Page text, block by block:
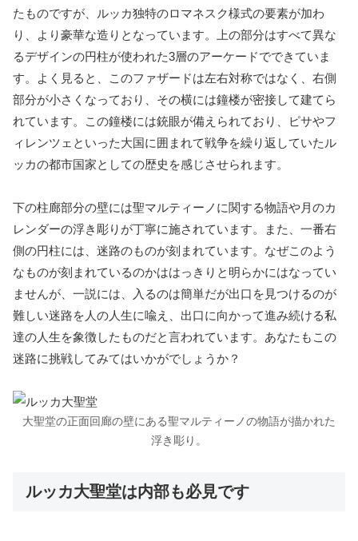
たものですが、ルッカ独特のロマネスク様式の要素が加わ
り、より豪華な造りとなっています。上の部分はすべて異な
るデザインの円柱が使われた3層のアーケードでできていま
す。よく見ると、このファザードは左右対称ではなく、右側
部分が小さくなっており、その横には鐘楼が密接して建てら
れています。この鐘楼には銃眼が備えられており、ピサやフ
ィレンツェといった大国に囲まれて戦争を繰り返していたル
ッカの都市国家としての歴史を感じさせられます。
下の柱廊部分の壁には聖マルティーノに関する物語や月のカ
レンダーの浮き彫りが丁寧に施されています。また、一番右
側の円柱には、迷路のものが刻まれています。なぜこのよう
なものが刻まれているのかははっきりと明らかにはなってい
ませんが、一説には、入るのは簡単だが出口を見つけるのが
難しい迷路を人の人生に喩え、出口に向かって進み続ける私
達の人生を象徴したものだと言われています。あなたもこの
迷路に挑戦してみてはいかがでしょうか？
大聖堂の正面回廊の壁にある聖マルティーノの物語が描かれた
浮き彫り。
ルッカ大聖堂は内部も必見です